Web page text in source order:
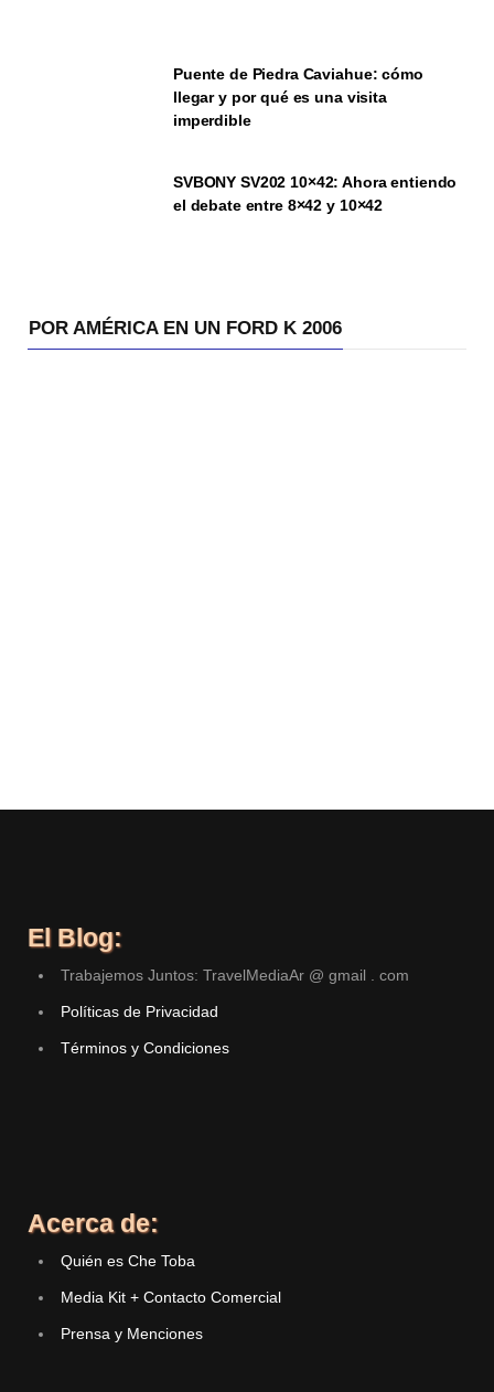
Puente de Piedra Caviahue: cómo
llegar y por qué es una visita
imperdible
SVBONY SV202 10×42: Ahora entiendo
el debate entre 8×42 y 10×42
POR AMÉRICA EN UN FORD K 2006
El Blog:
Trabajemos Juntos: TravelMediaAr @ gmail . com
Políticas de Privacidad
Términos y Condiciones
Acerca de:
Quién es Che Toba
Media Kit + Contacto Comercial
Prensa y Menciones